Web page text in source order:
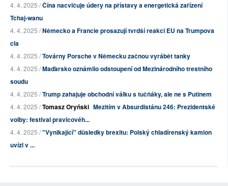
4. 4. 2025 /Čína nacvičuje údery na přístavy a energetická zařízení
Tchaj-wanu
4. 4. 2025 /Německo a Francie prosazují tvrdší reakci EU na Trumpova
cla
4. 4. 2025 /Továrny Porsche v Německu začnou vyrábět tanky
4. 4. 2025 /Maďarsko oznámilo odstoupení od Mezinárodního trestního
soudu
4. 4. 2025 /Trump zahajuje obchodní válku s tučňáky, ale ne s Putinem
4. 4. 2025 /Tomasz Oryński Mezitím v Absurdistánu 246: Prezidentské
volby: festival pravicovéh...
4. 4. 2025 /"Vynikající" důsledky brexitu: Polský chladírenský kamion
uvízl v ...